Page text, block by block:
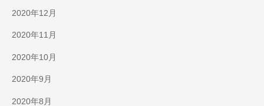
2020年12月
2020年11月
2020年10月
2020年9月
2020年8月